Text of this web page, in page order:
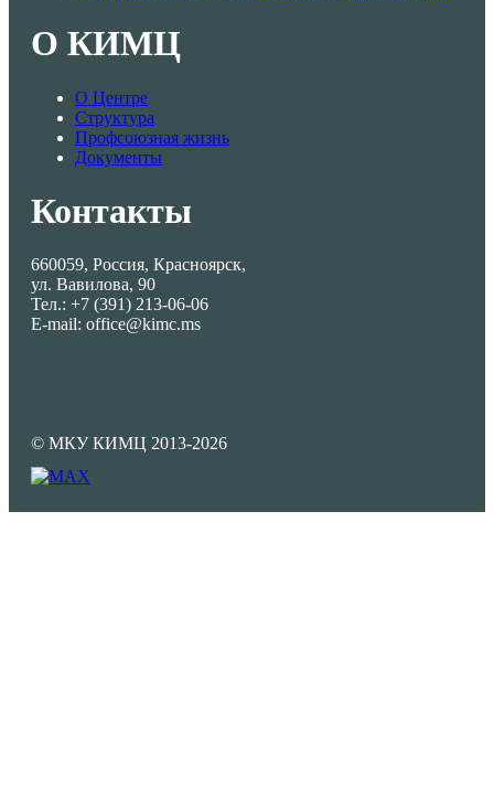
О КИМЦ
О Центре
Структура
Профсоюзная жизнь
Документы
Контакты
660059, Россия, Красноярск,
ул. Вавилова, 90
Тел.: +7 (391) 213-06-06
E-mail: office@kimc.ms
© МКУ КИМЦ 2013-2026